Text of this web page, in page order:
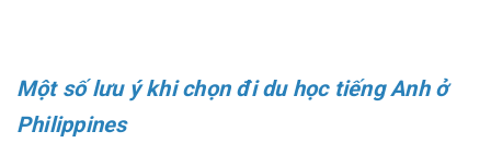
Một số lưu ý khi chọn đi du học tiếng Anh ở
Philippines